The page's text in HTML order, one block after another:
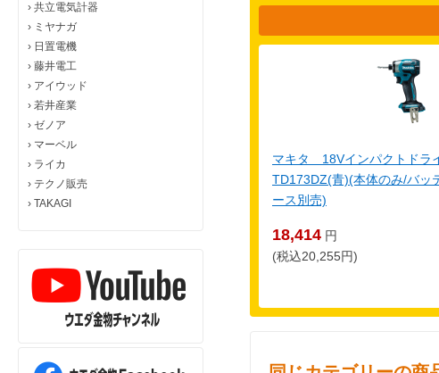
› 共立電気計器
› ミヤナガ
› 日置電機
› 藤井電工
› アイウッド
› 若井産業
› ゼノア
› マーベル
› ライカ
› テクノ販売
› TAKAGI
マキタ 18Vインパクトドラ
TD173DZ(青)(本体のみ/バッ
ース別売)
18,414 円
(税込20,255円)